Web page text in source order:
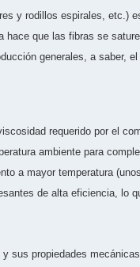
y rodillos espirales, etc.)
que las fibras se
generales, a saber,
requerido por el
ambiente para
a mayor temperatura
de alta eficiencia, lo
sus propiedades